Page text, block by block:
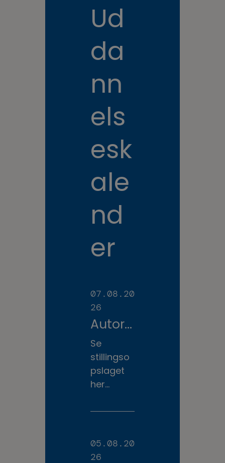
Ud
da
nn
els
esk
ale
nd
er
07.08.20
26
Autoris
eret
Veteri
nærsy
geplej
til
fuldtid
Se
stillingso
pslaget
her...
05.08.20
26